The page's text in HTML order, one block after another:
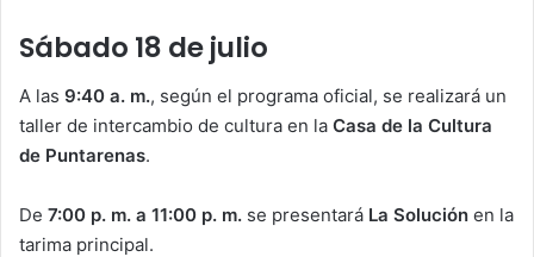
Sábado 18 de julio
A las 9:40 a. m., según el programa oficial, se realizará un
taller de intercambio de cultura en la Casa de la Cultura
de Puntarenas.
De 7:00 p. m. a 11:00 p. m. se presentará La Solución en la
tarima principal.